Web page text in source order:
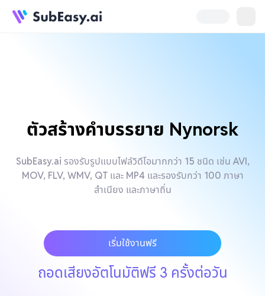
ตัวสร้างคำบรรยาย Nynorsk
SubEasy.ai รองรับรูปแบบไฟล์วิดีโอมากกว่า 15 ชนิด เช่น AVI,
MOV, FLV, WMV, QT และ MP4 และรองรับกว่า 100 ภาษา
สำเนียง และภาษาถิ่น
เริ่มใช้งานฟรี
ถอดเสียงอัตโนมัติฟรี 3 ครั้งต่อวัน